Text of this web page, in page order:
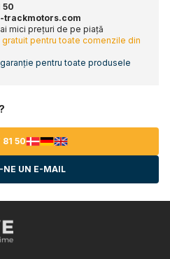
50
trackmotors.com
mici prețuri de pe piață
gratuit pentru toate comenzile din
garanție pentru toate produsele
81 50
NE UN E-MAIL